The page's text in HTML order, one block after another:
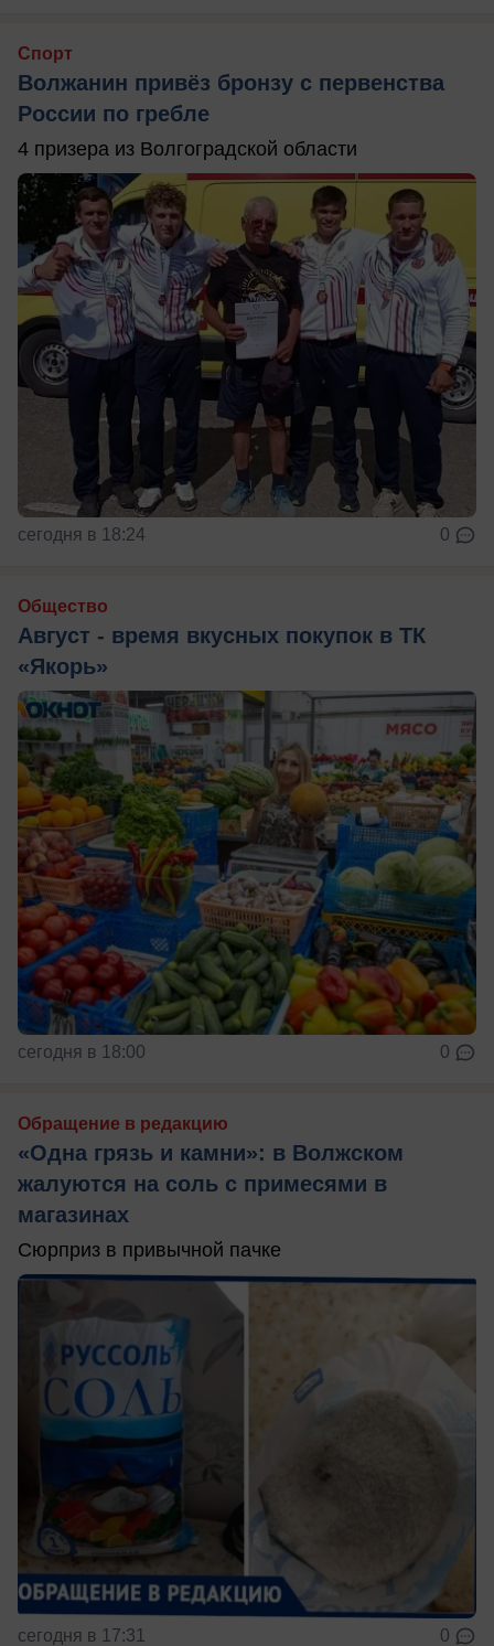
Спорт
Волжанин привёз бронзу с первенства
России по гребле
4 призера из Волгоградской области
сегодня в 18:24 0
Общество
Август - время вкусных покупок в ТК
«Якорь»
сегодня в 18:00 0
Обращение в редакцию
«Одна грязь и камни»: в Волжском
жалуются на соль с примесями в
магазинах
Сюрприз в привычной пачке
сегодня в 17:31 0